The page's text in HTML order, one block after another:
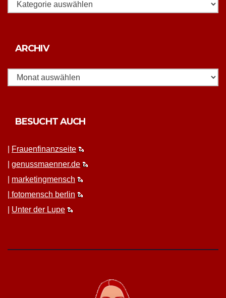
Rubriken
ARCHIV
BESUCHT AUCH
Frauen­fi­nanz­seite
genussmaenner.de
mar­ket­ing­men­sch
fotomen­sch berlin
Unter der Lupe